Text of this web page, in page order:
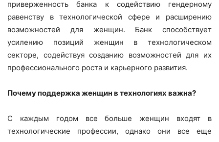
приверженность банка к содействию гендерному
равенству в технологической сфере и расширению
возможностей для женщин. Банк способствует
усилению позиций женщин в технологическом
секторе, содействуя созданию возможностей для их
профессионального роста и карьерного развития.
Почему поддержка женщин в технологиях важна?
С каждым годом все больше женщин входят в
технологические профессии, однако они все еще